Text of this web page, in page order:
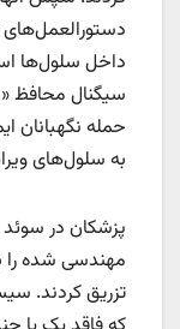
داخل سلول‌ها
سیگنال محافظ
حمله نگهبانان
به سلول‌های
تزریق کردند.